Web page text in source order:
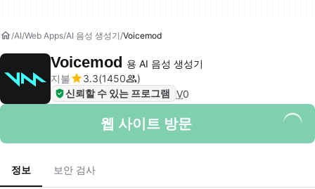
AI Web Apps AI 음성 생성기 Voicemod
Voicemod 용 AI 음성 생성기
지불
3.3 1450
신뢰할 수 있는 프로그램 V0
웹 사이트 방문
정보 보안 검사